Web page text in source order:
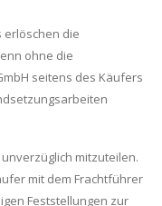
erlöschen die
ohne die
seitens des Käufers
mitzuteilen.
mit dem Frachtführer
Feststellungen zur